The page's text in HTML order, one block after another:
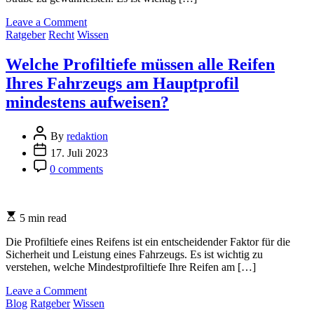
Leave a Commenton
Welche
darf
ich
fahren?
Categories
Ratgeber Recht Wissen
Welche Profiltiefe müssen alle Reifen
Ihres Fahrzeugs am Hauptprofil
mindestens aufweisen?
Post
Author
By redaktion
Post
Date
17. Juli 2023
Post
Comment
0 comments
Estimated
time
5 min read
Die Profiltiefe eines Reifens ist ein entscheidender Faktor für die
Sicherheit und Leistung eines Fahrzeugs. Es ist wichtig zu
verstehen, welche Mindestprofiltiefe Ihre Reifen am […]
Leave a Commenton
Welche
Categories
Blog Ratgeber Wissen